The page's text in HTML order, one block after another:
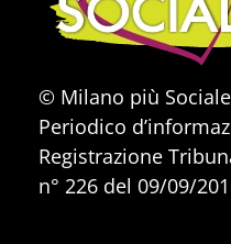
© Milano più Sociale
Periodico
Registrazione
n° 226 del 09/09/